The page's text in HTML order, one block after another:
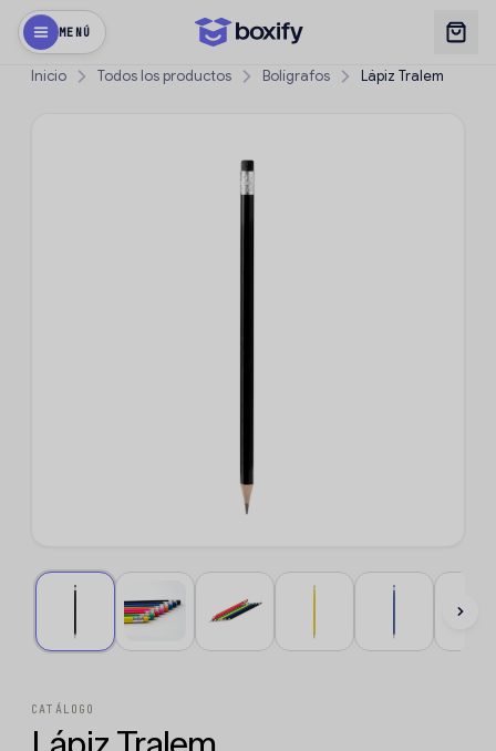
MENÚ
Inicio Todos los productos Bolígrafos Lápiz Tralem
CATÁLOGO